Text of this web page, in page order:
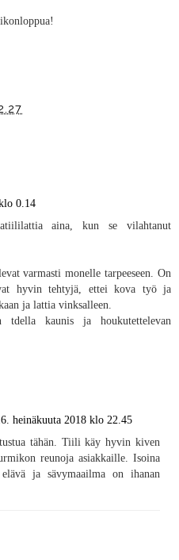
0.14
aina, kun se vilahtanut
varmasti monelle tarpeeseen. On
hyvin tehtyjä, ettei kova työ ja
ja lattia vinksalleen.
tdella kaunis ja houkutettelevan
heinäkuuta 2018 klo 22.45
tähän. Tiili käy hyvin kiven
reunoja asiakkaille. Isoina
ja sävymaailma on ihanan